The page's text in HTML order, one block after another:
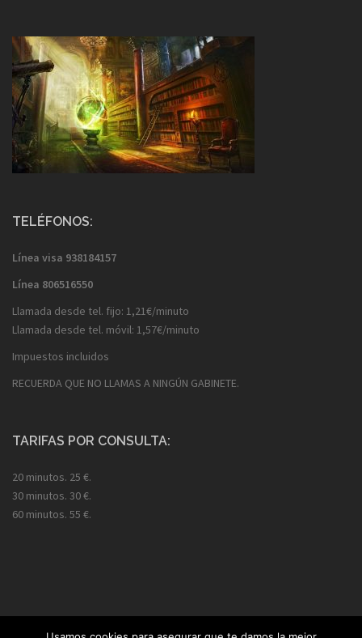
TELÉFONOS:
Línea visa 938184157
Línea 806516550
Llamada desde tel. fijo: 1,21€/minuto
Llamada desde tel. móvil: 1,57€/minuto
Impuestos incluidos
RECUERDA QUE NO LLAMAS A NINGÚN GABINETE.
TARIFAS POR CONSULTA:
20 minutos. 25 €.
30 minutos. 30 €.
60 minutos. 55 €.